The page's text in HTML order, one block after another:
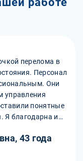
перелома в
Персонал
Они
управления
понятные
Я благодарна им
43 года